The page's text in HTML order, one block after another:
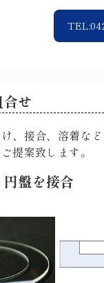
せ
、接合、溶着な
提案致します。
円盤を接合